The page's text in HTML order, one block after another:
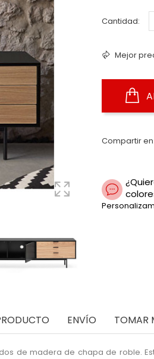
Cantidad:
Mejor
Compartir
ENVÍO TOMAR
de madera de chapa de roble.